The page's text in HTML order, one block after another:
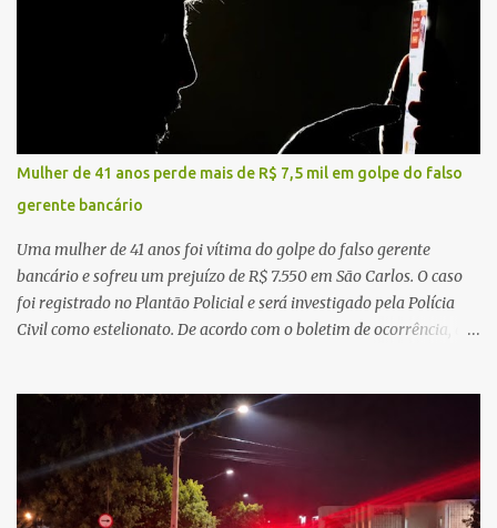
ampliando significativamente a responsabilidade da gestão sobre
o Sistema Único de Saúde (SUS). Nos últimos anos, o Governo
Federal tem ampliado investimentos destinados ao fortalecimento
da atenção básica, da infraestrutura hospitalar e da
regionalização dos serviços de saúde. Entretanto, em um cenário
de demandas crescentes e recursos necessariamente limitados, a
principal missão da gestão pública não é apenas investir mais,
mas decidir melhor onde investir para produzir o maior benefício
possível à população. Essa reflexão encontra respaldo tanto na
teoria da admini...
Mulher de 41 anos perde mais de R$ 7,5 mil em golpe do falso
gerente bancário
Uma mulher de 41 anos foi vítima do golpe do falso gerente
bancário e sofreu um prejuízo de R$ 7.550 em São Carlos. O caso
foi registrado no Plantão Policial e será investigado pela Polícia
Civil como estelionato. De acordo com o boletim de ocorrência, a
suspeito alegou que seria necessário atualizar o cadastro da conta
e passou a orientar a vítima sobre os procedimentos que deveriam
ser realizados. Dias depois, o golpista enviou um documento em
PDF simulando uma comunicação oficial da instituição financeira.
Na sequência, entrou em contato por telefone e encaminhou um